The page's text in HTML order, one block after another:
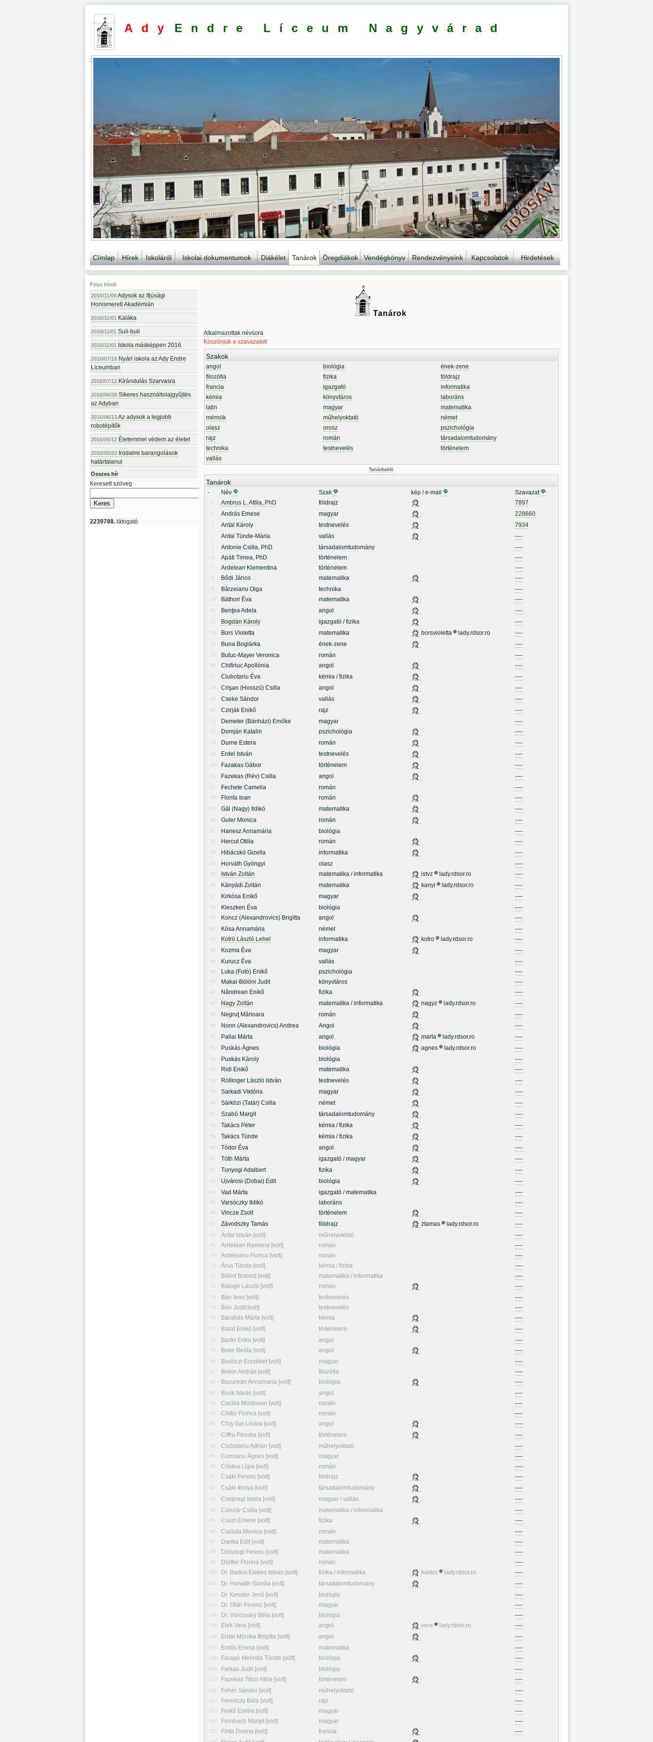
Ady Endre Líceum Nagyvárad
Címlap Hírek Iskoláról Iskolai dokumentumok Diákélet Tanárok Öregdiákok Vendégkönyv Rendezvényeink Kapcsolatok Hirdetések
Friss hírek
2016/11/08Adysok az Ifjúsági
Honismereti Akadémián
2016/11/01 Kaláka
2016/11/01 Suli-buli
2016/11/01 Iskola másképpen 2016
2016/07/18 Nyári iskola az Ady Endre
Líceumban
2016/07/12 Kirándulás Szarvasra
2016/06/28 Sikeres használtolajgyűjtés
az Adyban
2016/06/13Az adysok a legjobb
robotépítők
2016/05/12 Életemmel védem az életet
2016/05/23 Irodalmi barangolások
határtalanul
Összes hír
Keresett szöveg
2239788. látogató
Tanárok
Alkalmazottak névsora
Köszönjük a szavazatot!
Szakok
angol biológia
ének-zene
filozófia
fizika
földrajz
francia
igazgató
informatika
kémia
könyvtáros
laboráns
latin
magyar
matematika
mérnök
műhelyoktató
német
olasz
orosz
pszichológia
rajz
román
társadalomtudomány
technika
testnevelés
történelem
vallás
Tanáritabló
Tanárok
- Név Szak kép / e-mail Szavazat
1 Ambrus L. Attila, PhD földrajz 7897
2 András Emese magyar 228660
3 Antal Károly testnevelés 7934
4 Antal Tünde-Mária vallás ----
5 Antonie Csilla, PhD társadalomtudomány ----
6 Apáti Timea, PhD történelem ----
7 Ardelean Klementina történelem ----
8 Bődi János matematika ----
9 Bârzeianu Olga technika ----
10 Báthori Éva matematika ----
11 Benţea Adela angol ----
12 Bogdán Károly igazgató / fizika ----
13 Bors Violetta matematika borsvioletta lady.rdsor.ro ----
14 Buna Boglárka ének-zene ----
15 Butuc-Mayer Veronica román ----
16 Chifiriuc Apollónia angol ----
17 Ciubotariu Éva kémia / fizika ----
18 Crişan (Hosszú) Csilla angol ----
19 Cseke Sándor vallás ----
20 Czirják Enikő rajz ----
21 Demeter (Bánházi) Emőke magyar ----
22 Domján Katalin pszichológia ----
23 Durne Estera román ----
24 Erdei István testnevelés ----
25 Fazakas Gábor történelem ----
26 Fazekas (Rév) Csilla angol ----
27 Fechete Camelia román ----
28 Flonta Ioan román ----
29 Gál (Nagy) Ildikó matematika ----
30 Guler Monica román ----
31 Hanesz Annamária biológia ----
32 Hercut Otilia román ----
33 Hibácskó Gizella informatika ----
34 Horváth Gyöngyi olasz ----
35 István Zoltán matematika / informatika istvz lady.rdsor.ro ----
36 Kányádi Zoltán matematika kanyi lady.rdsor.ro ----
37 Kirkósa Enikő magyar ----
38 Kleszken Éva biológia ----
39 Koncz (Alexandrovics) Brigitta angol ----
40 Kósa Annamária német ----
41 Kotró László Lehel informatika kotro lady.rdsor.ro ----
42 Kozma Éva magyar ----
43 Kurucz Éva vallás ----
44 Luka (Futó) Enikő pszichológia ----
45 Makai-Bölöni Judit könyvtáros ----
46 Năndrean Enikõ fizika ----
47 Nagy Zoltán matematika / informatika nagyz lady.rdsor.ro ----
48 Negruţ Mărioara román ----
49 Nonn (Alexandrovics) Andrea Angol ----
50 Pallai Márta angol marta lady.rdsor.ro ----
51 Puskás Ágnes biológia agnes lady.rdsor.ro ----
52 Puskás Károly biológia ----
53 Ridi Enikő matematika ----
54 Rollinger László István testnevelés ----
55 Sarkadi Viktória magyar ----
56 Sárközi (Tatár) Csilla német ----
57 Szabó Margit társadalomtudomány ----
58 Takács Péter kémia / fizika ----
59 Takács Tünde kémia / fizika ----
60 Tódor Éva angol ----
61 Tóth Márta igazgató / magyar ----
62 Tunyogi Adalbert fizika ----
63 Ujvárosi (Dobai) Edit biológia ----
64 Vad Márta igazgató / matematika ----
65 Varsóczky Ildikó laboráns ----
66 Vincze Zsolt történelem ----
67 Závodszky Tamás földrajz ztamas lady.rdsor.ro ----
68 Antal István [volt] műhelyoktató ----
69 Ardelean Ramona [volt] román ----
70 Ardeleanu Florica [volt] román ----
71 Árva Tünde [volt] kémia / fizika ----
72 Bálint Botond [volt] matematika / informatika ----
73 Balogh László [volt] román ----
74 Bán Imre [volt] testnevelés ----
75 Bán Judit [volt] testnevelés ----
76 Barabás Márta [volt] kémia ----
77 Barát Enikõ [volt] történelem ----
78 Bartis Erika [volt] angol ----
79 Beke Beáta [volt] angol ----
80 Bodóczi Erzsébet [volt] magyar ----
81 Bokor András [volt] filozófia ----
82 Bucurean Annamaria [volt] biológia ----
83 Burik István [volt] angol ----
84 Cecilia Moldovan [volt] román ----
85 Chifor Florica [volt] román ----
86 Chiş Gal Lioara [volt] angol ----
87 Ciffra Piroska [volt] történelem ----
88 Ciubotariu Adrian [volt] műhelyoktató ----
89 Coroianu Ágnes [volt] magyar ----
90 Cristea Ligia [volt] román ----
91 Csáki Ferenc [volt] földrajz ----
92 Csáki Ibolya [volt] társadalomtudomány ----
93 Csepregi Imola [volt] magyar / vallás ----
94 Csiszár Csilla [volt] matematika / informatika ----
95 Csuzi Emese [volt] fizika ----
96 Cuciula Monica [volt] román ----
97 Danka Edit [volt] matematika ----
98 Diószegi Ferenc [volt] matematika ----
99 Dörfler Florina [volt] román ----
100 Dr. Bartos-Elekes István [volt] fizika / informatika bartos lady.rdsor.ro ----
101 Dr. Horváth Gizella [volt] társadalomtudomány ----
102 Dr. Kessler Jenő [volt] biológia ----
103 Dr. Oláh Ferenc [volt] magyar ----
104 Dr. Vörösváry Béla [volt] biológia ----
105 Elek Vera [volt] angol vera lady.rdsor.ro ----
106 Erdei Mónika Brigitta [volt] angol ----
107 Erdős Emma [volt] matematika ----
108 Faragó Melinda Tünde [volt] biológia ----
109 Farkas Judit [volt] biológia ----
110 Fazekas Tibor Attila [volt] történelem ----
111 Fehér Sándor [volt] műhelyoktató ----
112 Ferenczy Béla [volt] rajz ----
113 Ferkő Emilia [volt] magyar ----
114 Fernbach Margit [volt] magyar ----
115 Finta Dorina [volt] francia ----